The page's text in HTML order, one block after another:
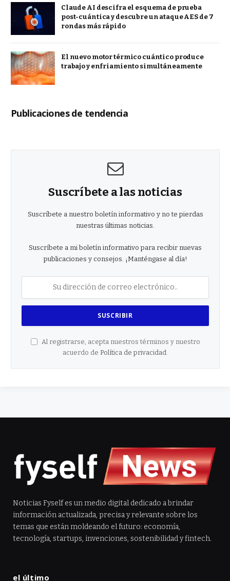
Claude AI descifra el esquema de prueba
post-cuántica y descubre un ataque AES de 7
rondas más rápido
El nuevo motor térmico cuántico produce
trabajo y enfriamiento simultáneamente
Publicaciones de tendencia
Suscríbete a las noticias
Suscríbete a nuestro boletín informativo y no te pierdas
nuestras últimas noticias.
Suscríbete a mi boletín informativo para recibir nuevas
publicaciones y consejos. ¡Manténgase al día!
Al registrarse, acepta nuestros términos y nuestro
acuerdo de Política de privacidad
Noticias Fyself es un medio digital dedicado a brindar
información actualizada, precisa y relevante sobre los
temas que están moldeando el futuro: economía,
tecnología, startups, invenciones, sostenibilidad y fintech.
el último